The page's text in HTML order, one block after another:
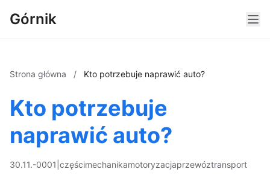
Górnik
Strona główna / Kto potrzebuje naprawić auto?
Kto potrzebuje
naprawić auto?
30.11.-0001 częścimechanikamotoryzacjaprzewóztransport